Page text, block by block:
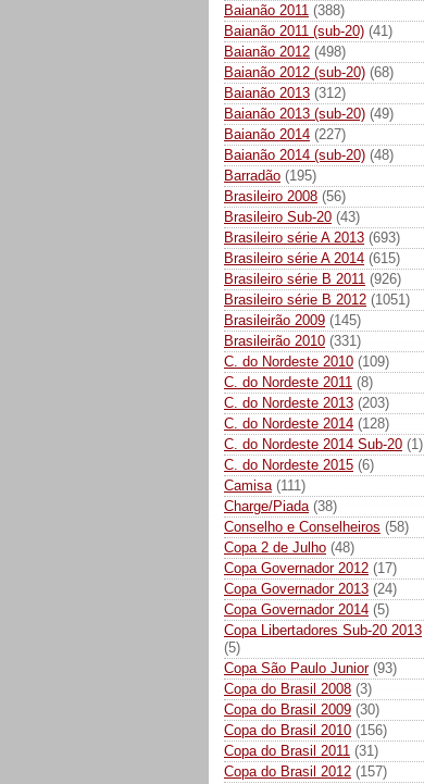
Baianão 2011 (388)
Baianão 2011 (sub-20) (41)
Baianão 2012 (498)
Baianão 2012 (sub-20) (68)
Baianão 2013 (312)
Baianão 2013 (sub-20) (49)
Baianão 2014 (227)
Baianão 2014 (sub-20) (48)
Barradão (195)
Brasileiro 2008 (56)
Brasileiro Sub-20 (43)
Brasileiro série A 2013 (693)
Brasileiro série A 2014 (615)
Brasileiro série B 2011 (926)
Brasileiro série B 2012 (1051)
Brasileirão 2009 (145)
Brasileirão 2010 (331)
C. do Nordeste 2010 (109)
C. do Nordeste 2011 (8)
C. do Nordeste 2013 (203)
C. do Nordeste 2014 (128)
C. do Nordeste 2014 Sub-20 (1)
C. do Nordeste 2015 (6)
Camisa (111)
Charge/Piada (38)
Conselho e Conselheiros (58)
Copa 2 de Julho (48)
Copa Governador 2012 (17)
Copa Governador 2013 (24)
Copa Governador 2014 (5)
Copa Libertadores Sub-20 2013
(5)
Copa São Paulo Junior (93)
Copa do Brasil 2008 (3)
Copa do Brasil 2009 (30)
Copa do Brasil 2010 (156)
Copa do Brasil 2011 (31)
Copa do Brasil 2012 (157)